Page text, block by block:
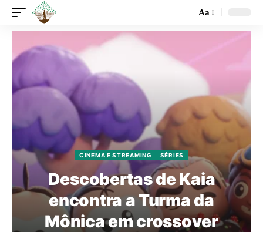
Aa
CINEMA E STREAMING SÉRIES
Descobertas de Kaia
encontra a Turma da
Mônica em crossover